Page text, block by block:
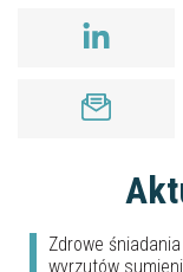
Zdrowe
wyrzutów